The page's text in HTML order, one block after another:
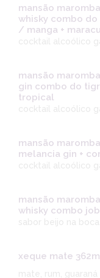
mansão
whisky combo
/ manga +
cocktail alcoólico
mansão
gin combo do
tropical
cocktail alcoólico
mansão
melancia gin +
cocktail alcoólico
mansão
whisky combo job
sabor beijo na
xeque mate